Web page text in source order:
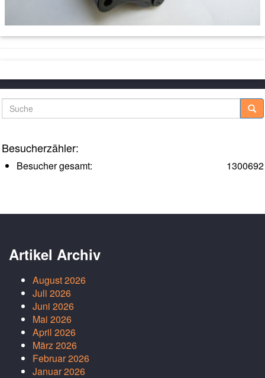
Suche
Besucherzähler:
1300692
Besucher gesamt:
Artikel Archiv
August 2026
Juli 2026
Juni 2026
Mai 2026
April 2026
März 2026
Februar 2026
Januar 2026